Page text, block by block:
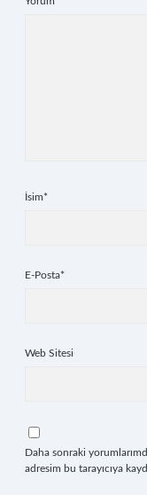
İsim*
E-Posta*
Web Sitesi
Daha sonraki
adresim bu tarayıcıya